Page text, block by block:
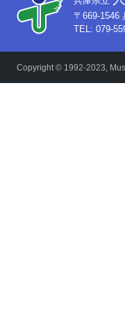
〒669-1546
TEL: 079-
Copyright © 1992-2023,